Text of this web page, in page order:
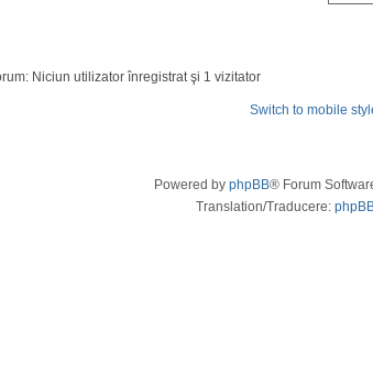
Niciun utilizator înregistrat şi 1 vizitator
Switch to mobile
Powered by phpBB® Forum
Translation/Traducere: